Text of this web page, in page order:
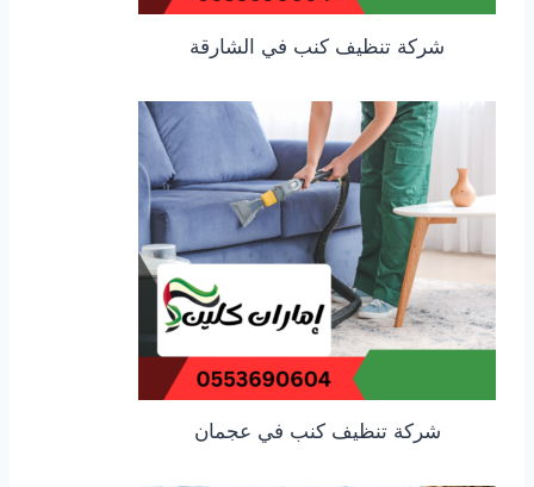
شركة تنظيف كنب في الشارقة
شركة تنظيف كنب في عجمان